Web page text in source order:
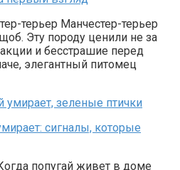
терьер Манчестер-терьер
Эту породу ценили не за
и бесстрашие перед
элегантный питомец
сигналы, которые
попугай живет в доме